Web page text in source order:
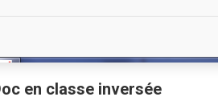
en classe inversée